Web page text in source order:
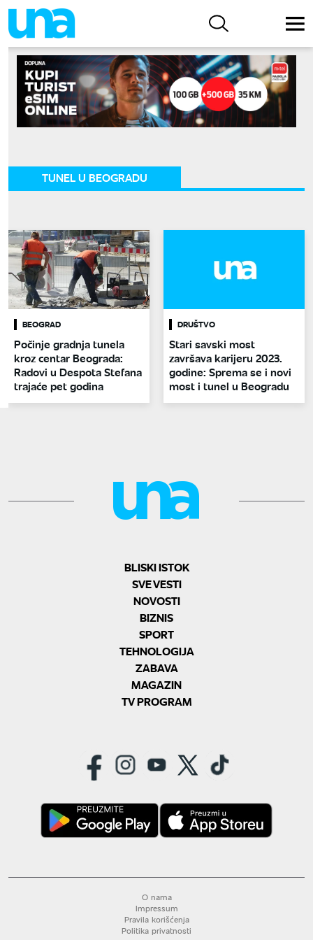
TUNEL U BEOGRADU
BEOGRAD
Počinje gradnja tunela
kroz centar Beograda:
Radovi u Despota Stefana
trajaće pet godina
DRUŠTVO
Stari savski most
završava karijeru 2023.
godine: Sprema se i novi
most i tunel u Beogradu
BLISKI ISTOK
SVE VESTI
NOVOSTI
BIZNIS
SPORT
TEHNOLOGIJA
ZABAVA
MAGAZIN
TV PROGRAM
O nama
Impressum
Pravila korišćenja
Politika privatnosti